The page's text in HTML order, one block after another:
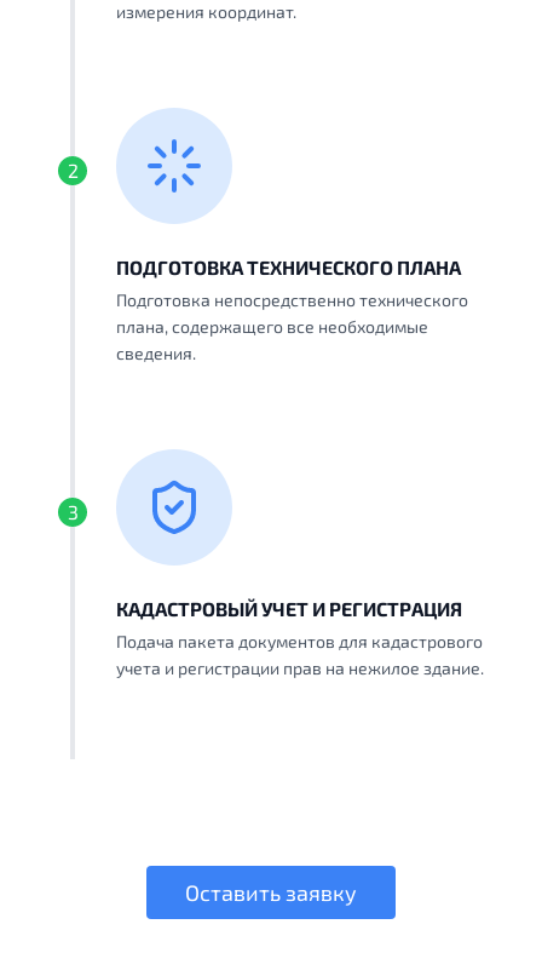
измерения координат.
2
ПОДГОТОВКА ТЕХНИЧЕСКОГО ПЛАНА
Подготовка непосредственно технического
плана, содержащего все необходимые
сведения.
3
КАДАСТРОВЫЙ УЧЕТ И РЕГИСТРАЦИЯ
Подача пакета документов для кадастрового
учета и регистрации прав на нежилое здание.
Оставить заявку